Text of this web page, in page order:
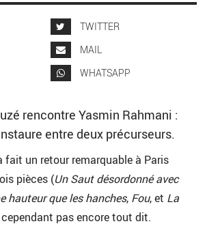
TWITTER
MAIL
WHATSAPP
rencontre Yasmin Rahmani :
entre deux précurseurs.
fait un retour remarquable à Paris
pièces (Un Saut désordonné avec
hauteur que les hanches, Fou, et La
cependant pas encore tout dit.